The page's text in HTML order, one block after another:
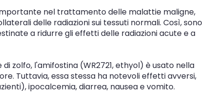
nel trattamento delle malattie maligne,
delle radiazioni sui tessuti normali. Così, sono
a ridurre gli effetti delle radiazioni acute e a
zolfo, l'amifostina (WR2721, ethyol) è usato nella
Tuttavia, essa stessa ha notevoli effetti avversi,
ipocalcemia, diarrea, nausea e vomito.